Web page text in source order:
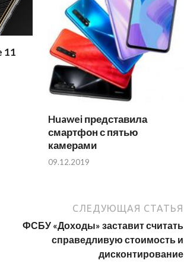
11
Huawei представила
смартфон с пятью
камерами
09.12.2019
СЛЕДУЮЩАЯ СТАТЬЯ
ФСБУ «Доходы» заставит считать
справедливую стоимость и
дисконтирование